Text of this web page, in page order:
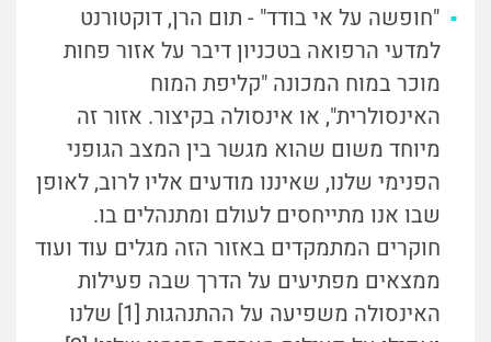
"חופשה על אי בודד" - תום הרן, דוקטורנט
למדעי הרפואה בטכניון דיבר על אזור פחות
מוכר במוח המכונה "קליפת המוח
האינסולרית", או אינסולה בקיצור. אזור זה
מיוחד משום שהוא מגשר בין המצב הגופני
הפנימי שלנו, שאיננו מודעים אליו לרוב, לאופן
שבו אנו מתייחסים לעולם ומתנהלים בו.
חוקרים המתמקדים באזור הזה מגלים עוד ועוד
ממצאים מפתיעים על הדרך שבה פעילות
האינסולה משפיעה על ההתנהגות [1]
שלנו